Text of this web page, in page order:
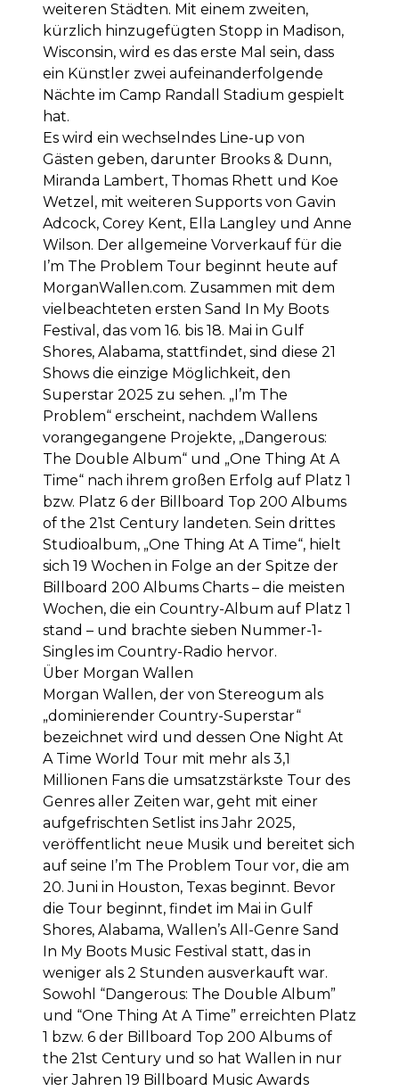
weiteren Städten. Mit einem zweiten,
kürzlich hinzugefügten Stopp in Madison,
Wisconsin, wird es das erste Mal sein, dass
ein Künstler zwei aufeinanderfolgende
Nächte im Camp Randall Stadium gespielt
hat.
Es wird ein wechselndes Line-up von
Gästen geben, darunter Brooks & Dunn,
Miranda Lambert, Thomas Rhett und Koe
Wetzel, mit weiteren Supports von Gavin
Adcock, Corey Kent, Ella Langley und Anne
Wilson. Der allgemeine Vorverkauf für die
I’m The Problem Tour beginnt heute auf
MorganWallen.com. Zusammen mit dem
vielbeachteten ersten Sand In My Boots
Festival, das vom 16. bis 18. Mai in Gulf
Shores, Alabama, stattfindet, sind diese 21
Shows die einzige Möglichkeit, den
Superstar 2025 zu sehen. „I’m The
Problem“ erscheint, nachdem Wallens
vorangegangene Projekte, „Dangerous:
The Double Album“ und „One Thing At A
Time“ nach ihrem großen Erfolg auf Platz 1
bzw. Platz 6 der Billboard Top 200 Albums
of the 21st Century landeten. Sein drittes
Studioalbum, „One Thing At A Time“, hielt
sich 19 Wochen in Folge an der Spitze der
Billboard 200 Albums Charts – die meisten
Wochen, die ein Country-Album auf Platz 1
stand – und brachte sieben Nummer-1-
Singles im Country-Radio hervor.
Über Morgan Wallen
Morgan Wallen, der von Stereogum als
„dominierender Country-Superstar“
bezeichnet wird und dessen One Night At
A Time World Tour mit mehr als 3,1
Millionen Fans die umsatzstärkste Tour des
Genres aller Zeiten war, geht mit einer
aufgefrischten Setlist ins Jahr 2025,
veröffentlicht neue Musik und bereitet sich
auf seine I’m The Problem Tour vor, die am
20. Juni in Houston, Texas beginnt. Bevor
die Tour beginnt, findet im Mai in Gulf
Shores, Alabama, Wallen’s All-Genre Sand
In My Boots Music Festival statt, das in
weniger als 2 Stunden ausverkauft war.
Sowohl “Dangerous: The Double Album”
und “One Thing At A Time” erreichten Platz
1 bzw. 6 der Billboard Top 200 Albums of
the 21st Century und so hat Wallen in nur
vier Jahren 19 Billboard Music Awards